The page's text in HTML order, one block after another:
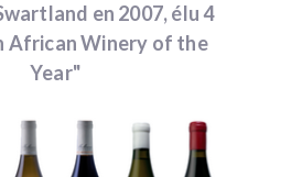
en 2007, élu 4
African Winery of the
Year"